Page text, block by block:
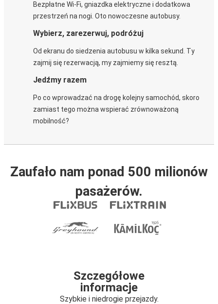
Bezpłatne Wi-Fi, gniazdka elektryczne i dodatkowa
przestrzeń na nogi. Oto nowoczesne autobusy.
Wybierz, zarezerwuj, podróżuj
Od ekranu do siedzenia autobusu w kilka sekund. Ty
zajmij się rezerwacją, my zajmiemy się resztą.
Jedźmy razem
Po co wprowadzać na drogę kolejny samochód, skoro
zamiast tego można wspierać zrównoważoną
mobilność?
Zaufało nam ponad 500 milionów
pasażerów.
Szczegółowe
informacje
Szybkie i niedrogie przejazdy.